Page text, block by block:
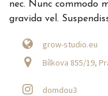
nec. Nunc commodo
gravida vel.
grow-studio.eu
Bílkova 855/19,
domdou3